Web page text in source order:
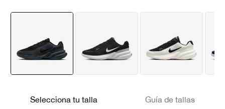
Selecciona tu talla Guía de tallas